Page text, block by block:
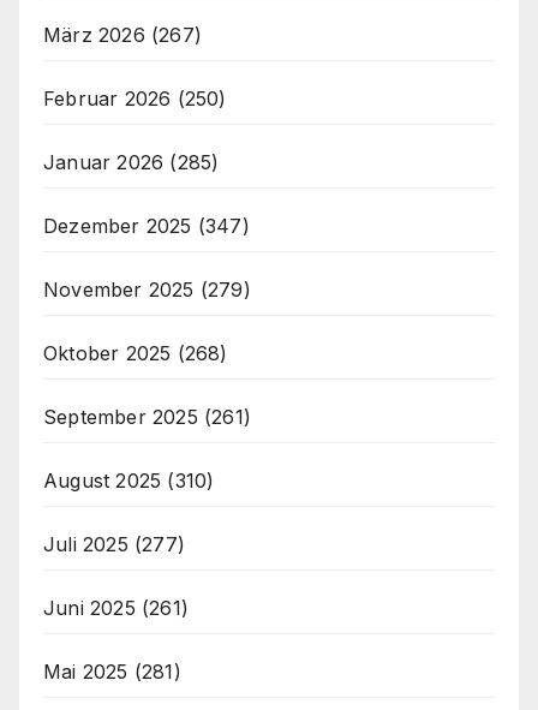
März 2026 (267)
Februar 2026 (250)
Januar 2026 (285)
Dezember 2025 (347)
November 2025 (279)
Oktober 2025 (268)
September 2025 (261)
August 2025 (310)
Juli 2025 (277)
Juni 2025 (261)
Mai 2025 (281)